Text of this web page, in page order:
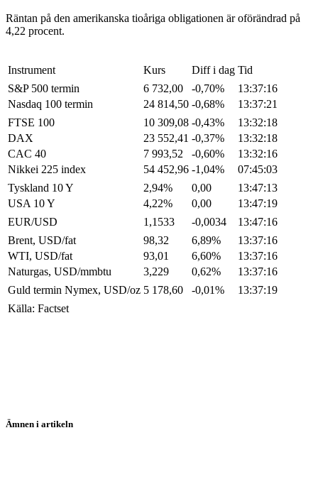
Räntan på den amerikanska tioåriga obligationen är oförändrad på
4,22 procent.
Instrument Kurs Diff i dag Tid
S&P 500 termin
6 732,00 -0,70%
13:37:16
Nasdaq 100 termin
24 814,50 -0,68%
13:37:21
FTSE 100
10 309,08 -0,43%
13:32:18
DAX
23 552,41 -0,37%
13:32:18
CAC 40
7 993,52 -0,60%
13:32:16
Nikkei 225 index
54 452,96 -1,04%
07:45:03
Tyskland 10 Y
2,94% 0,00
13:47:13
USA 10 Y
4,22% 0,00
13:47:19
EUR/USD
1,1533 -0,0034
13:47:16
Brent, USD/fat
98,32 6,89%
13:37:16
WTI, USD/fat
93,01 6,60%
13:37:16
Naturgas, USD/mmbtu
3,229 0,62%
13:37:16
Guld termin Nymex, USD/oz 5 178,60 -0,01%
13:37:19
Källa: Factset
Ämnen i artikeln